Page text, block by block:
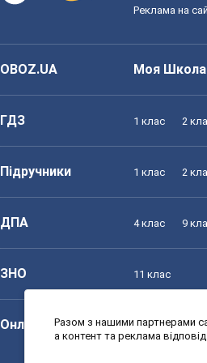
Реклама на
OBOZ.UA Моя Школа
ГДЗ 1 клас 2
Підручники 1 клас 2
ДПА 4 клас 9
ЗНО 11 клас
Онлайн уроки 1 клас 2
Разом з нашими партнерами
а контент та реклама